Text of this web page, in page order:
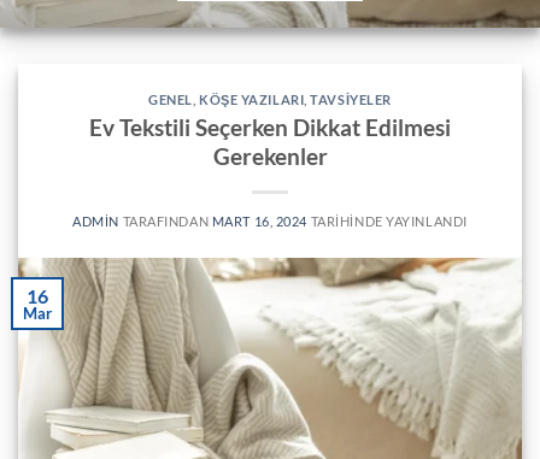
GENEL KÖŞE YAZILARI ,TAVSIYELER
Ev Tekstili Seçerken Dikkat Edilmesi
Gerekenler
ADMIN TARAFINDAN MART 16, 2024 TARIHINDE YAYINLANDI
16
Mar